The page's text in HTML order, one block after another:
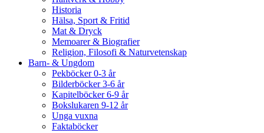
Historia
Hälsa, Sport & Fritid
Mat & Dryck
Memoarer & Biografier
Religion, Filosofi & Naturvetenskap
Barn- & Ungdom
Pekböcker 0-3 år
Bilderböcker 3-6 år
Kapitelböcker 6-9 år
Bokslukaren 9-12 år
Unga vuxna
Faktaböcker